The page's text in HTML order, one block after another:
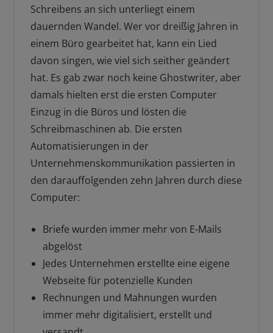
Schreibens an sich unterliegt einem
dauernden Wandel. Wer vor dreißig Jahren in
einem Büro gearbeitet hat, kann ein Lied
davon singen, wie viel sich seither geändert
hat. Es gab zwar noch keine Ghostwriter, aber
damals hielten erst die ersten Computer
Einzug in die Büros und lösten die
Schreibmaschinen ab. Die ersten
Automatisierungen in der
Unternehmenskommunikation passierten in
den darauffolgenden zehn Jahren durch diese
Computer:
Briefe wurden immer mehr von E-Mails
abgelöst
Jedes Unternehmen erstellte eine eigene
Webseite für potenzielle Kunden
Rechnungen und Mahnungen wurden
immer mehr digitalisiert, erstellt und